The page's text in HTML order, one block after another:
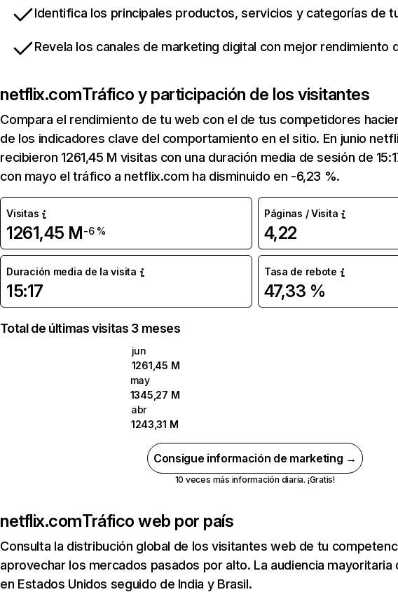
Identifica los principales productos, servicios y categorías de
Revela los canales de marketing digital con mejor rendimiento
netflix.comTráfico y participación de los visitantes
Compara el rendimiento de tu web con el de tus competidores
de los indicadores clave del comportamiento en el sitio. En junio
recibieron 1261,45 M visitas con una duración media de sesión de
con mayo el tráfico a netflix.com ha disminuido en -6,23 %.
Visitas
1261,45 M-6 %
Páginas / Visita
4,22
Duración media de la visita
15:17
Tasa de rebote
47,33 %
Total de últimas visitas 3 meses
jun
1261,45 M
may
1345,27 M
abr
1243,31 M
Consigue información de marketing →
10 veces más información diaria. ¡Gratis!
netflix.comTráfico web por país
Consulta la distribución global de los visitantes web de tu
aprovechar los mercados pasados por alto. La audiencia
en Estados Unidos seguido de India y Brasil.